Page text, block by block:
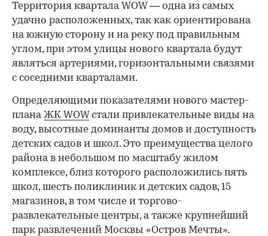
Территория квартала WOW — одна из самых
удачно расположенных, так как ориентирована
на южную сторону и на реку под правильным
углом, при этом улицы нового квартала будут
являться артериями, горизонтальными связями
с соседними кварталами.
Определяющими показателями нового мастер-
планаЖК WOW стали привлекательные виды на
воду, высотные доминанты домов и доступность
детских садов и школ. Это преимущества целого
района в небольшом по масштабу жилом
комплексе, близ которого расположились пять
школ, шесть поликлиник и детских садов, 15
магазинов, в том числе и торгово-
развлекательные центры, а также крупнейший
парк развлечений Москвы «Остров Мечты».